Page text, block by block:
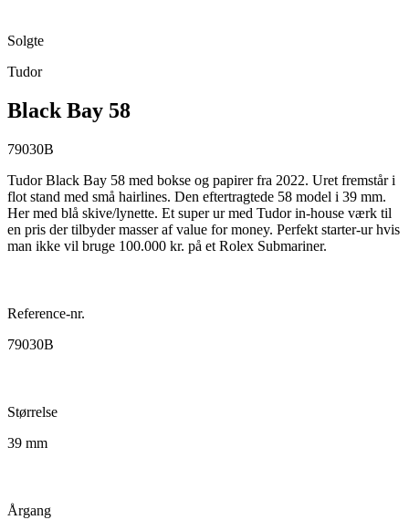
Solgte
Tudor
Black Bay 58
79030B
Tudor Black Bay 58 med bokse og papirer fra 2022. Uret fremstår i
flot stand med små hairlines. Den eftertragtede 58 model i 39 mm.
Her med blå skive/lynette. Et super ur med Tudor in-house værk til
en pris der tilbyder masser af value for money. Perfekt starter-ur hvis
man ikke vil bruge 100.000 kr. på et Rolex Submariner.
Reference-nr.
79030B
Størrelse
39 mm
Årgang